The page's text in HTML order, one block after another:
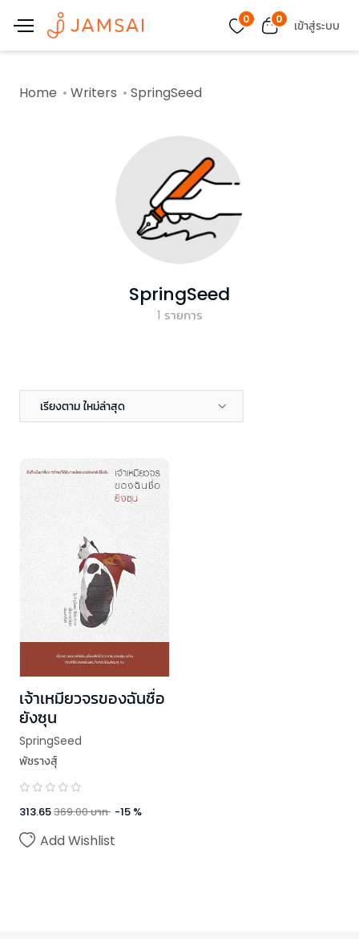
0 0 เข้าสู่ระบบ
Home Writers SpringSeed
SpringSeed
1 รายการ
เรียงตาม ใหม่ล่าสุด
เจ้าเหมียวจรของฉันชื่อ
ยังซุน
SpringSeed
พัชรางสุ์
313.65369.00บาท -15 %
Add Wishlist